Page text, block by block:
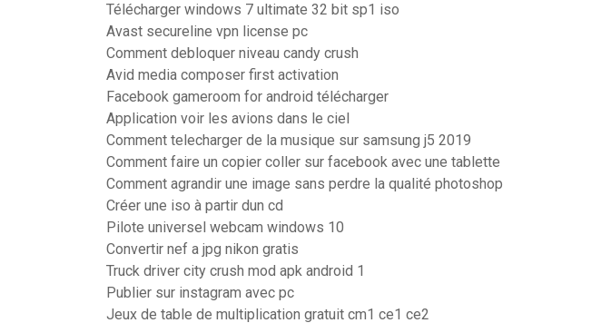
Télécharger windows 7 ultimate 32 bit sp1 iso
Avast secureline vpn license pc
Comment debloquer niveau candy crush
Avid media composer first activation
Facebook gameroom for android télécharger
Application voir les avions dans le ciel
Comment telecharger de la musique sur samsung j5 2019
Comment faire un copier coller sur facebook avec une tablette
Comment agrandir une image sans perdre la qualité photoshop
Créer une iso à partir dun cd
Pilote universel webcam windows 10
Convertir nef a jpg nikon gratis
Truck driver city crush mod apk android 1
Publier sur instagram avec pc
Jeux de table de multiplication gratuit cm1 ce1 ce2